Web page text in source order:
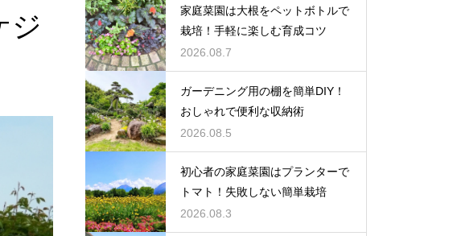
ジ
家庭菜園は大根をペットボトルで
栽培！手軽に楽しむ育成コツ
2026.08.7
ガーデニング用の棚を簡単DIY！
おしゃれで便利な収納術
2026.08.5
初心者の家庭菜園はプランターで
トマト！失敗しない簡単栽培
2026.08.3